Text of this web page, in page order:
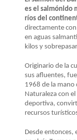
AYUDA
es el salmónido
ríos del
directamente con
en aguas
kilos y
Originario de la
sus afluentes,
1968 de la mano
Naturaleza con
deportiva,
recursos
Desde entonces,